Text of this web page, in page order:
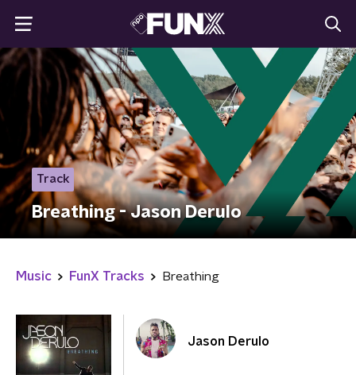
Track
Breathing - Jason Derulo
Music FunX Tracks Breathing
Jason Derulo